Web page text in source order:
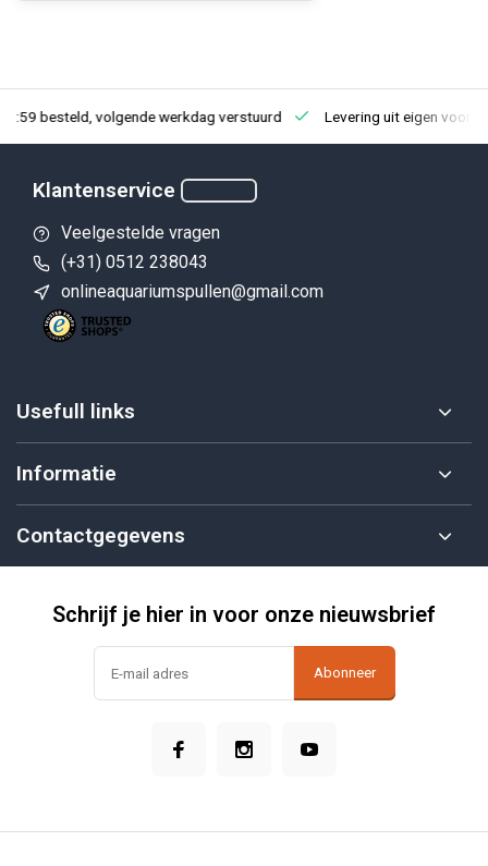
besteld, volgende werkdag verstuurd Levering uit eigen
Klantenservice
Veelgestelde vragen
(+31) 0512 238043
onlineaquariumspullen@gmail.com
Usefull links
Informatie
Contactgegevens
Schrijf je hier in voor onze nieuwsbrief
Abonneer